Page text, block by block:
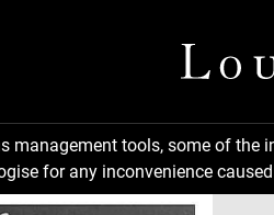
management tools, some of
for any inconvenience